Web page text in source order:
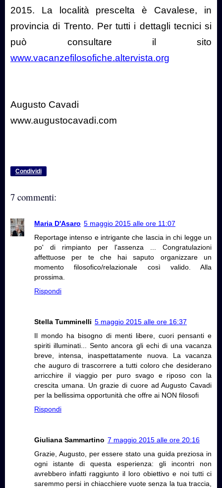
2015. La località prescelta è Cavalese, in
provincia di Trento. Per tutti i dettagli tecnici si
può consultare il sito
www.vacanzefilosofiche.altervista.org
Augusto Cavadi
www.augustocavadi.com
Condividi
7 commenti:
Maria D'Asaro 5 maggio 2015 alle ore 11:07
Reportage intenso e intrigante che lascia in chi legge un
po' di rimpianto per l'assenza ... Congratulazioni
affettuose per te che hai saputo organizzare un
momento filosofico/relazionale così valido. Alla
prossima.
Rispondi
Stella Tumminelli 5 maggio 2015 alle ore 16:37
Il mondo ha bisogno di menti libere, cuori pensanti e
spiriti illuminati... Sento ancora gli echi di una vacanza
breve, intensa, inaspettatamente nuova. La vacanza
che auguro di trascorrere a tutti coloro che desiderano
arricchire il viaggio per puro svago e riposo con la
crescita umana. Un grazie di cuore ad Augusto Cavadi
per la bellissima opportunità che offre ai NON filosofi
Rispondi
Giuliana Sammartino 7 maggio 2015 alle ore 20:16
Grazie, Augusto, per essere stato una guida preziosa in
ogni istante di questa esperienza: gli incontri non
avrebbero infatti raggiunto il loro obiettivo e noi tutti ci
saremmo persi in chiacchiere vuote senza la tua traccia,